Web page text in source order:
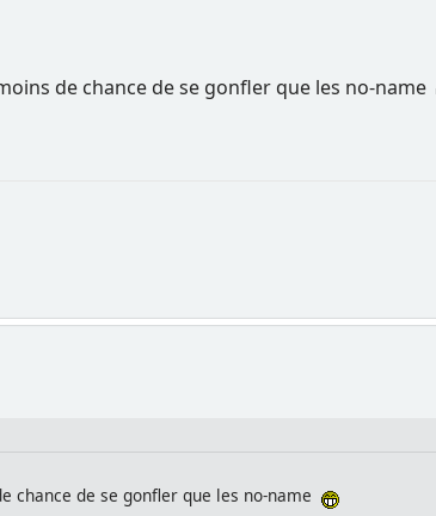
de chance de se gonfler que les no-name
de se gonfler que les no-name